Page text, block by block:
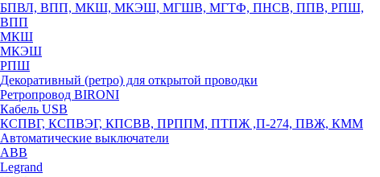
БПВЛ, ВПП, МКШ, МКЭШ, МГШВ, МГТФ, ПНСВ, ППВ, РПШ,
ВПП
МКШ
МКЭШ
РПШ
Декоративный (ретро) для открытой проводки
Ретропровод BIRONI
Кабель USB
КСПВГ, КСПВЭГ, КПСВВ, ПРППМ, ПТПЖ ,П-274, ПВЖ, КММ
Автоматические выключатели
ABB
Legrand